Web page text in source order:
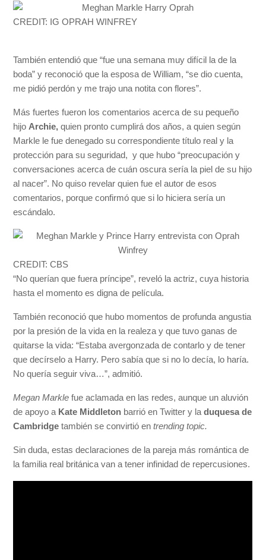
CREDIT: IG OPRAH WINFREY
También entendió que “fue una semana muy difícil la de la
boda” y reconoció que la esposa de William, “se dio cuenta,
me pidió perdón y me trajo una notita con flores”.
Más fuertes fueron los comentarios acerca de su pequeño
hijo Archie, quien pronto cumplirá dos años, a quien según
Markle le fue denegado su correspondiente título real y la
protección para su seguridad, y que hubo “preocupación y
conversaciones acerca de cuán oscura sería la piel de su hijo
al nacer”. No quiso revelar quien fue el autor de esos
comentarios, porque confirmó que si lo hiciera sería un
escándalo.
CREDIT: CBS
“No querían que fuera príncipe”, reveló la actriz, cuya historia
hasta el momento es digna de película.
También reconoció que hubo momentos de profunda angustia
por la presión de la vida en la realeza y que tuvo ganas de
quitarse la vida: “Estaba avergonzada de contarlo y de tener
que decírselo a Harry. Pero sabía que si no lo decía, lo haría.
No quería seguir viva…”, admitió.
Megan Marklefue aclamada en las redes, aunque un aluvión
de apoyo a Kate Middleton barrió en Twitter y laduquesa de
Cambridge también se convirtió entrending topic.
Sin duda, estas declaraciones de la pareja más romántica de
la familia real británica van a tener infinidad de repercusiones.